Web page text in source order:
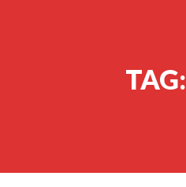
TAG: